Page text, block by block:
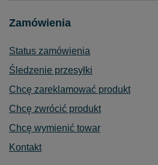
Zamówienia
Status zamówienia
Śledzenie przesyłki
Chcę zareklamować produkt
Chcę zwrócić produkt
Chcę wymienić towar
Kontakt